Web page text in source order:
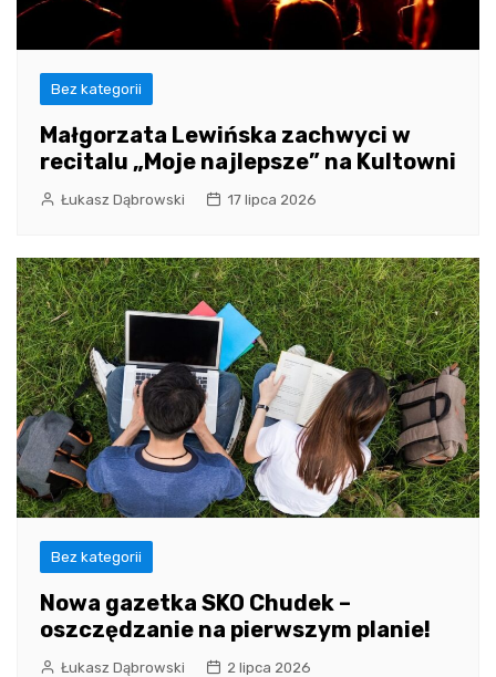
Bez kategorii
Małgorzata Lewińska zachwyci w
recitalu „Moje najlepsze” na Kultowni
Łukasz Dąbrowski 17 lipca 2026
Bez kategorii
Nowa gazetka SKO Chudek –
oszczędzanie na pierwszym planie!
Łukasz Dąbrowski 2 lipca 2026